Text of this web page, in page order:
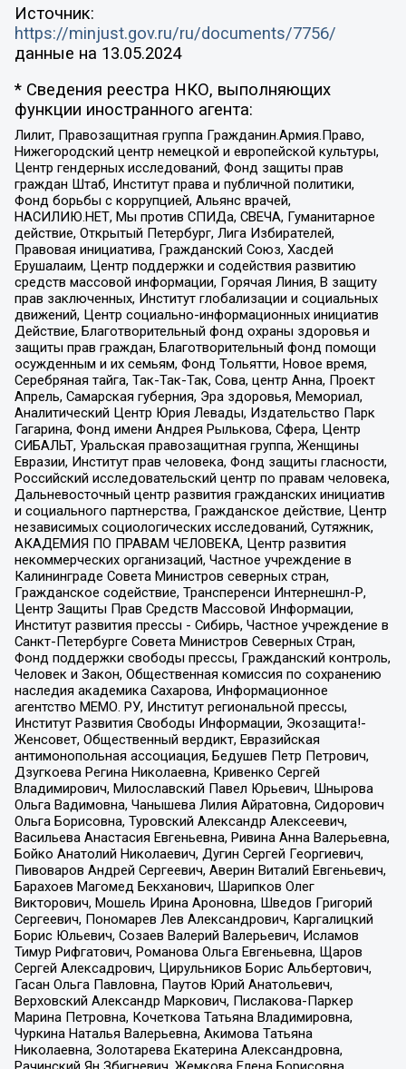
Источник:
https://minjust.gov.ru/ru/documents/7756/
данные на 13.05.2024
* Сведения реестра НКО, выполняющих
функции иностранного агента:
Лилит, Правозащитная группа Гражданин.Армия.Право,
Нижегородский центр немецкой и европейской культуры,
Центр гендерных исследований, Фонд защиты прав
граждан Штаб, Институт права и публичной политики,
Фонд борьбы с коррупцией, Альянс врачей,
НАСИЛИЮ.НЕТ, Мы против СПИДа, СВЕЧА, Гуманитарное
действие, Открытый Петербург, Лига Избирателей,
Правовая инициатива, Гражданский Союз, Хасдей
Ерушалаим, Центр поддержки и содействия развитию
средств массовой информации, Горячая Линия, В защиту
прав заключенных, Институт глобализации и социальных
движений, Центр социально-информационных инициатив
Действие, Благотворительный фонд охраны здоровья и
защиты прав граждан, Благотворительный фонд помощи
осужденным и их семьям, Фонд Тольятти, Новое время,
Серебряная тайга, Так-Так-Так, Сова, центр Анна, Проект
Апрель, Самарская губерния, Эра здоровья, Мемориал,
Аналитический Центр Юрия Левады, Издательство Парк
Гагарина, Фонд имени Андрея Рылькова, Сфера, Центр
СИБАЛЬТ, Уральская правозащитная группа, Женщины
Евразии, Институт прав человека, Фонд защиты гласности,
Российский исследовательский центр по правам человека,
Дальневосточный центр развития гражданских инициатив
и социального партнерства, Гражданское действие, Центр
независимых социологических исследований, Сутяжник,
АКАДЕМИЯ ПО ПРАВАМ ЧЕЛОВЕКА, Центр развития
некоммерческих организаций, Частное учреждение в
Калининграде Совета Министров северных стран,
Гражданское содействие, Трансперенси Интернешнл-Р,
Центр Защиты Прав Средств Массовой Информации,
Институт развития прессы - Сибирь, Частное учреждение в
Санкт-Петербурге Совета Министров Северных Стран,
Фонд поддержки свободы прессы, Гражданский контроль,
Человек и Закон, Общественная комиссия по сохранению
наследия академика Сахарова, Информационное
агентство МЕМО. РУ, Институт региональной прессы,
Институт Развития Свободы Информации, Экозащита!-
Женсовет, Общественный вердикт, Евразийская
антимонопольная ассоциация, Бедушев Петр Петрович,
Дзугкоева Регина Николаевна, Кривенко Сергей
Владимирович, Милославский Павел Юрьевич, Шнырова
Ольга Вадимовна, Чанышева Лилия Айратовна, Сидорович
Ольга Борисовна, Туровский Александр Алексеевич,
Васильева Анастасия Евгеньевна, Ривина Анна Валерьевна,
Бойко Анатолий Николаевич, Дугин Сергей Георгиевич,
Пивоваров Андрей Сергеевич, Аверин Виталий Евгеньевич,
Барахоев Магомед Бекханович, Шарипков Олег
Викторович, Мошель Ирина Ароновна, Шведов Григорий
Сергеевич, Пономарев Лев Александрович, Каргалицкий
Борис Юльевич, Созаев Валерий Валерьевич, Исламов
Тимур Рифгатович, Романова Ольга Евгеньевна, Щаров
Сергей Алексадрович, Цирульников Борис Альбертович,
Гасан Ольга Павловна, Паутов Юрий Анатольевич,
Верховский Александр Маркович, Пислакова-Паркер
Марина Петровна, Кочеткова Татьяна Владимировна,
Чуркина Наталья Валерьевна, Акимова Татьяна
Николаевна, Золотарева Екатерина Александровна,